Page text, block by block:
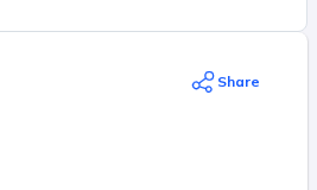
Share